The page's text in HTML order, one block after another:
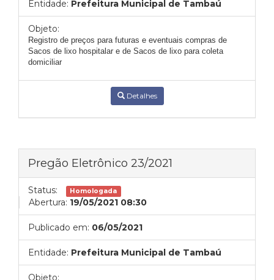
Entidade: Prefeitura Municipal de Tambaú
Objeto:
Registro de preços para futuras e eventuais compras de
Sacos de lixo hospitalar e de Sacos de lixo para coleta
domiciliar
Detalhes
Pregão Eletrônico 23/2021
Status: Homologada
Abertura: 19/05/2021 08:30
Publicado em: 06/05/2021
Entidade: Prefeitura Municipal de Tambaú
Objeto: